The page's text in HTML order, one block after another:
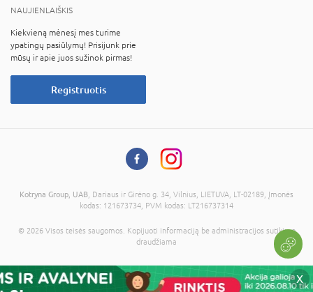
Į krepšelį
X
NAUJIENLAIŠKIS
Kiekvieną mėnesį mes turime
ypatingų pasiūlymų! Prisijunk prie
mūsų ir apie juos sužinok pirmas!
Registruotis
Kotryna Group, UAB , Dariaus ir Girėno g. 34, Vilnius, LIETUVA, LT-02189, Įmonės
kodas: 121673734, PVM kodas: LT216737314
© 2026 Visos teisės saugomos. Kopijuoti informaciją be administracijos sutikimo
draudžiama